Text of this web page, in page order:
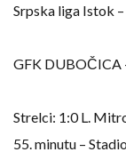
Srpska liga Istok
GFK DUBOČICA
Strelci: 1:0 L.
55. minutu –